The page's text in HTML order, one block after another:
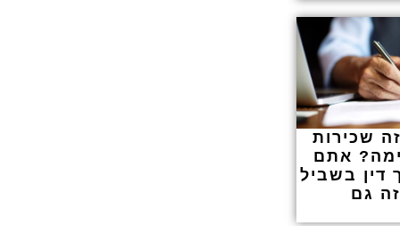
שכירות
אתם
דין בשביל
גם